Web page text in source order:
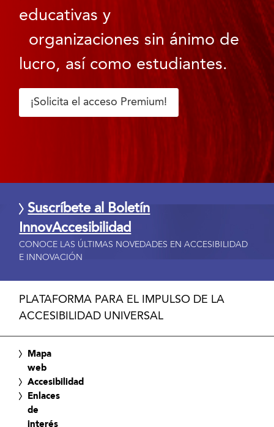
educativas y
organizaciones sin ánimo de
lucro, así como estudiantes.
¡Solicita el acceso Premium!
Suscríbete al Boletín
InnovAccesibilidad
CONOCE LAS ÚLTIMAS NOVEDADES EN ACCESIBILIDAD
E INNOVACIÓN
PLATAFORMA PARA EL IMPULSO DE LA
ACCESIBILIDAD UNIVERSAL
Mapa
web
Accesibilidad
Enlaces
de
interés